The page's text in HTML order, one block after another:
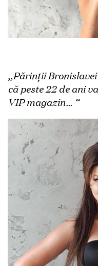
,,Părinții
că peste 22 de ani
VIP magazin… “